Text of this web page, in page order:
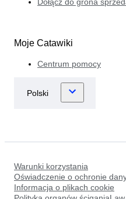
Dołącz do grona
Moje Catawiki
Centrum pomocy
Warunki korzystania
Oświadczenie o ochronie
Informacja o plikach cookie